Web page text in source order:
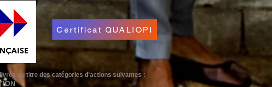
au titre des catégories d'actions suivantes :
Certificat QUALIOPI